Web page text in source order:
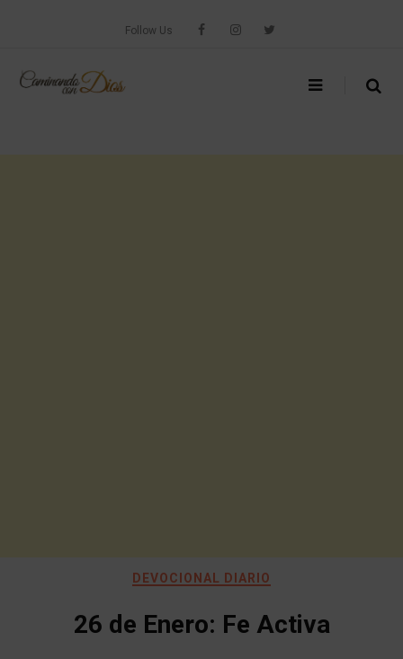
Follow Us
DEVOCIONAL DIARIO
26 de Enero: Fe Activa